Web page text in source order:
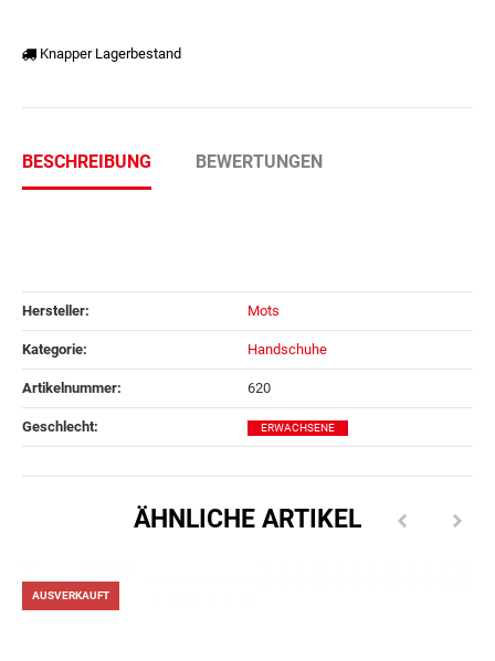
Knapper Lagerbestand
BESCHREIBUNG BEWERTUNGEN
Hersteller: Mots
Kategorie: Handschuhe
Artikelnummer: 620
Geschlecht‍: ERWACHSENE
ÄHNLICHE ARTIKEL
AUSVERKAUFT